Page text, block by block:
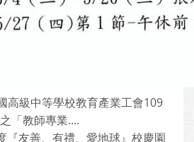
高級中等學校教育產業工會109
「教師專業....
『友善、有禮、愛地球』校慶園